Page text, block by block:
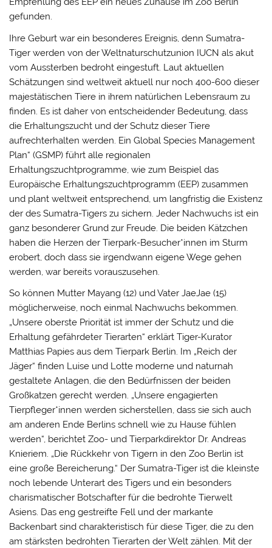
gefunden.
Ihre Geburt war ein besonderes Ereignis, denn Sumatra-
Tiger werden von der Weltnaturschutzunion IUCN als akut
vom Aussterben bedroht eingestuft. Laut aktuellen
Schätzungen sind weltweit aktuell nur noch 400-600 dieser
majestätischen Tiere in ihrem natürlichen Lebensraum zu
finden. Es ist daher von entscheidender Bedeutung, dass
die Erhaltungszucht und der Schutz dieser Tiere
aufrechterhalten werden. Ein Global Species Management
Plan“ (GSMP) führt alle regionalen
Erhaltungszuchtprogramme, wie zum Beispiel das
Europäische Erhaltungszuchtprogramm (EEP) zusammen
und plant weltweit entsprechend, um langfristig die Existenz
der des Sumatra-Tigers zu sichern. Jeder Nachwuchs ist ein
ganz besonderer Grund zur Freude. Die beiden Kätzchen
haben die Herzen der Tierpark-Besucher*innen im Sturm
erobert, doch dass sie irgendwann eigene Wege gehen
werden, war bereits vorauszusehen.
So können Mutter Mayang (12) und Vater JaeJae (15)
möglicherweise, noch einmal Nachwuchs bekommen.
„Unsere oberste Priorität ist immer der Schutz und die
Erhaltung gefährdeter Tierarten“ erklärt Tiger-Kurator
Matthias Papies aus dem Tierpark Berlin. Im „Reich der
Jäger“ finden Luise und Lotte moderne und naturnah
gestaltete Anlagen, die den Bedürfnissen der beiden
Großkatzen gerecht werden. „Unsere engagierten
Tierpfleger*innen werden sicherstellen, dass sie sich auch
am anderen Ende Berlins schnell wie zu Hause fühlen
werden“, berichtet Zoo- und Tierparkdirektor Dr. Andreas
Knieriem. „Die Rückkehr von Tigern in den Zoo Berlin ist
eine große Bereicherung.“ Der Sumatra-Tiger ist die kleinste
noch lebende Unterart des Tigers und ein besonders
charismatischer Botschafter für die bedrohte Tierwelt
Asiens. Das eng gestreifte Fell und der markante
Backenbart sind charakteristisch für diese Tiger, die zu den
am stärksten bedrohten Tierarten der Welt zählen. Mit der